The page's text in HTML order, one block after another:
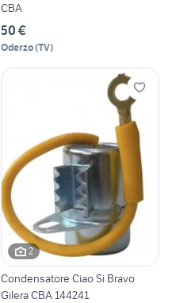
CBA
50 €
Oderzo(TV)
2
Condensatore Ciao Si Bravo
Gilera CBA 144241